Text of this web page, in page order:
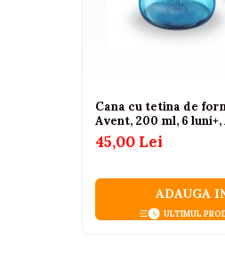
Salopete bebe
Body-uri bebe
Cana cu tetina de
Avent, 200 ml, 6
45,00 Lei
ADAUGA
ULTIMUL